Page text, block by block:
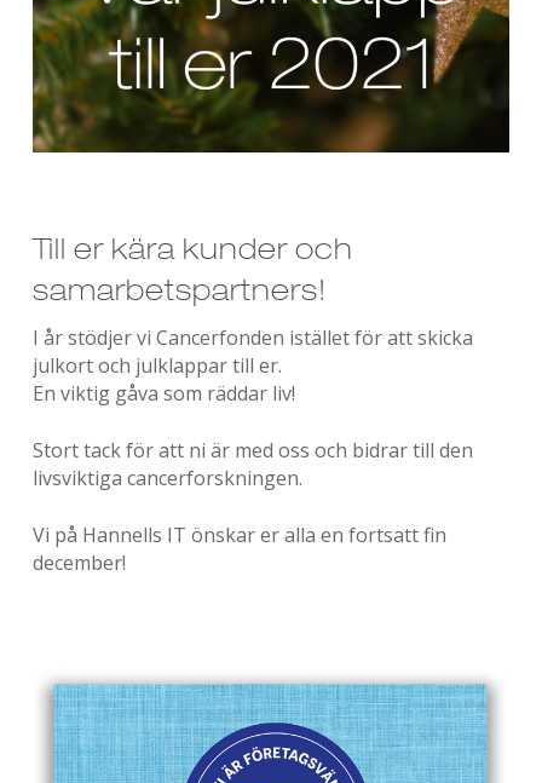
Till er kära kunder och
samarbetspartners!
I år stödjer vi Cancerfonden istället för att skicka
julkort och julklappar till er.
En viktig gåva som räddar liv!
Stort tack för att ni är med oss och bidrar till den
livsviktiga cancerforskningen.
Vi på Hannells IT önskar er alla en fortsatt fin
december!